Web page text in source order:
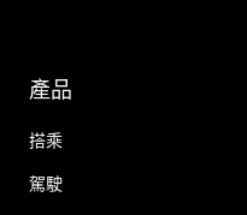
產品
搭乘
駕駛